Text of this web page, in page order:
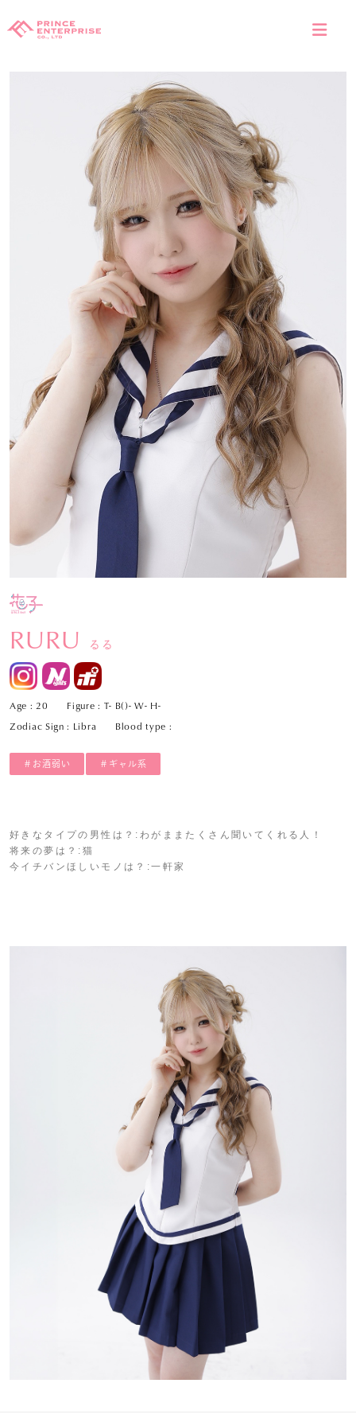
RURU るる
Age : 20
Figure : T- B()- W- H-
Zodiac Sign : Libra
Blood type :
＃お酒弱い ＃ギャル系
好きなタイプの男性は？:わがままたくさん聞いてくれる人！
将来の夢は？:猫
今イチバンほしいモノは？:一軒家